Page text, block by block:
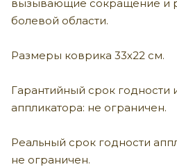
вызывающие сокращение и
болевой области.
Размеры коврика 33х22 см.
Гарантийный срок годности
аппликатора: не ограничен.
Реальный срок годности
не ограничен.